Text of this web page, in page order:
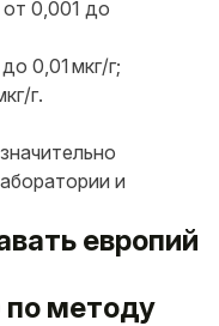
от 0,001 до
0,01 мкг/г;
г.
и
европий
методу